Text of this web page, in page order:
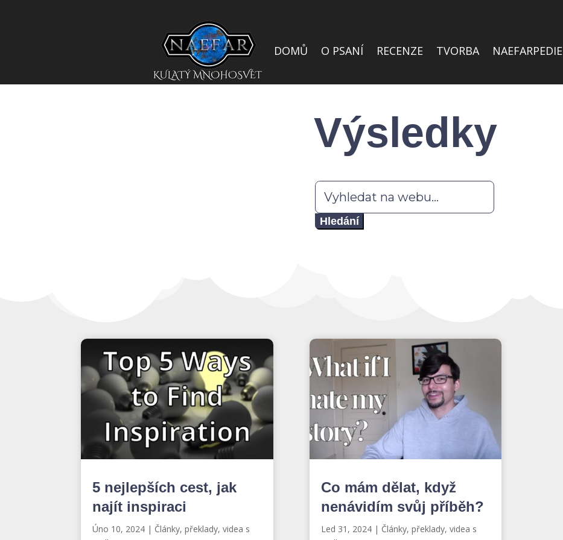
DOMŮ O PSANÍ RECENZE TVORBA NAEFARPEDIE
Výsledky
Hledat:
5 nejlepších cest, jak
najít inspiraci
Úno 10, 2024 | Články, překlady, videa s
Co mám dělat, když
nenávidím svůj příběh?
Led 31, 2024| Články, překlady, videa s